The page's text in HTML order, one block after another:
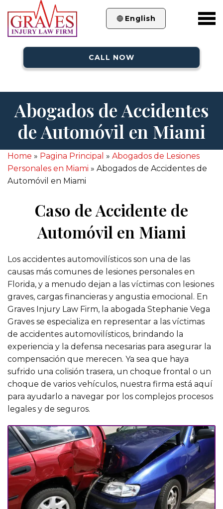
English
CALL NOW
Abogados de Accidentes
de Automóvil en Miami
Home » Pagina Principal » Abogados de Lesiones
Personales en Miami » Abogados de Accidentes de
Automóvil en Miami
Caso de Accidente de
Automóvil en Miami
Los accidentes automovilísticos son una de las
causas más comunes de lesiones personales en
Florida, y a menudo dejan a las víctimas con lesiones
graves, cargas financieras y angustia emocional. En
Graves Injury Law Firm, la abogada Stephanie Vega
Graves se especializa en representar a las víctimas
de accidentes automovilísticos, brindando la
experiencia y la defensa necesarias para asegurar la
compensación que merecen. Ya sea que haya
sufrido una colisión trasera, un choque frontal o un
choque de varios vehículos, nuestra firma está aquí
para ayudarlo a navegar por los complejos procesos
legales y de seguros.